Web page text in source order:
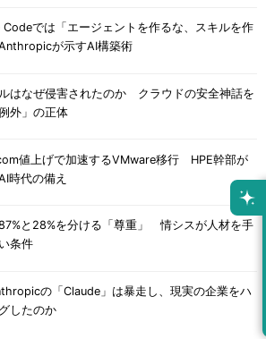
Codeでは「エージェントを作るな、スキルを作
が示すAI構築術
はなぜ侵害されたのか クラウドの安全神話を
外」の正体
値上げで加速するVMware移行 HPE幹部が
時代の備え
と28%を分ける「尊重」 情シスが人材を手
条件
の「Claude」は暴走し、現実の企業をハ
したのか